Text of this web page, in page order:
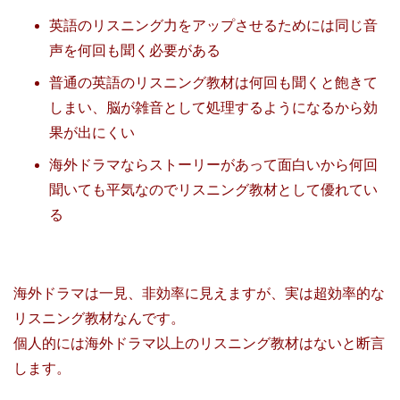
英語のリスニング力をアップさせるためには同じ音
声を何回も聞く必要がある
普通の英語のリスニング教材は何回も聞くと飽きて
しまい、脳が雑音として処理するようになるから効
果が出にくい
海外ドラマならストーリーがあって面白いから何回
聞いても平気なのでリスニング教材として優れてい
る
海外ドラマは一見、非効率に見えますが、実は超効率的な
リスニング教材なんです。
個人的には海外ドラマ以上のリスニング教材はないと断言
します。